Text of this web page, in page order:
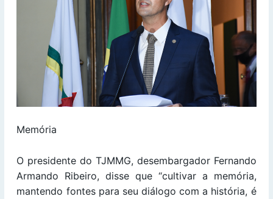
Memória
O presidente do TJMMG, desembargador Fernando
Armando Ribeiro, disse que “cultivar a memória,
mantendo fontes para seu diálogo com a história, é